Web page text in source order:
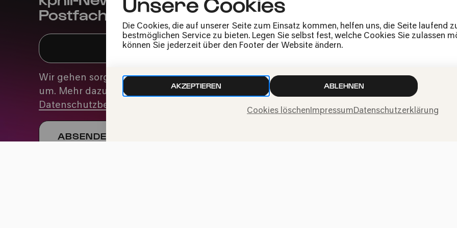
Die Cookies, die auf unserer Seite zum Einsatz kommen, helfen uns, die Seite laufend
bestmöglichen Service zu bieten. Legen Sie selbst fest, welche Cookies Sie zulassen
können Sie jederzeit über den Footer der Website ändern.
AKZEPTIEREN ABLEHNEN
Cookies löschen ImpressumDatenschutzerklärung
Postfach
Wir gehen sorgfältig mit deinen Daten
um. Mehr dazu in unseren
Datenschutzbestimmungen
News
Kontakt